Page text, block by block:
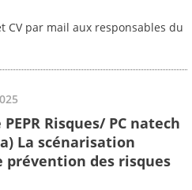
CV par mail aux responsables du
PEPR Risques/ PC natech
La scénarisation
des risques